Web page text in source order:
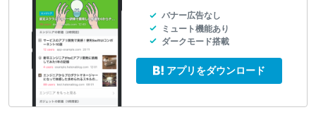
バナー広告なし
ミュート機能あり
ダークモード搭載
アプリをダウンロード